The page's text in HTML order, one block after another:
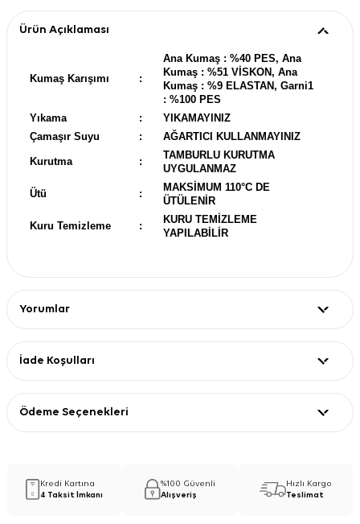
Ürün Açıklaması
Kumaş Karışımı :
Ana Kumaş : %40 PES, Ana
Kumaş : %51 VİSKON, Ana
Kumaş : %9 ELASTAN, Garni1
: %100 PES
Yıkama
:
YIKAMAYINIZ
Çamaşır Suyu
: AĞARTICI KULLANMAYINIZ
Kurutma :
TAMBURLU KURUTMA
UYGULANMAZ
Ütü :
MAKSİMUM 110°C DE
ÜTÜLENİR
Kuru Temizleme :
KURU TEMİZLEME
YAPILABİLİR
Yorumlar
İade Koşulları
Ödeme Seçenekleri
Kredi Kartına
4 Taksit İmkanı
%100 Güvenli
Alışveriş
Hızlı Kargo
Teslimat